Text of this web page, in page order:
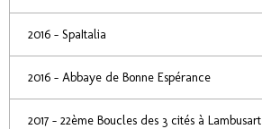
2016 - SpaItalia
2016 - Abbaye de Bonne Espérance
2017 - 22ème Boucles des 3 cités à Lambusart